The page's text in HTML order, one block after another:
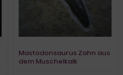
Mastodonsaurus Zahn aus
dem Muschelkalk